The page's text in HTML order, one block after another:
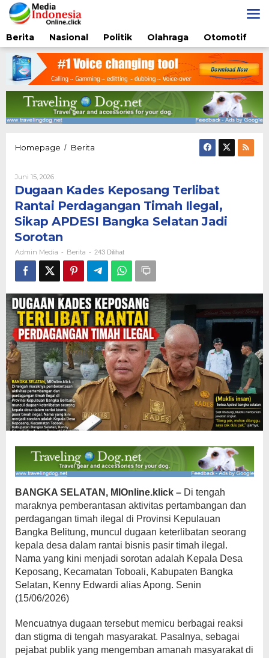
Lewati
ke
konten
Berita
Nasional Politik Olahraga Otomotif
Homepage / Berita
Rantai
Timah
Ilegal,
Bangka
Selatan
Jadi
Juni 15, 2026Oleh
Media
Dugaan Kades Keposang Terlibat
Rantai Perdagangan Timah Ilegal,
Sikap APDESI Bangka Selatan Jadi
Sorotan
Admin Media - Berita - 243 Dilihat
BANGKA SELATAN, MIOnline.klick – Di tengah
maraknya pemberantasan aktivitas pertambangan dan
perdagangan timah ilegal di Provinsi Kepulauan
Bangka Belitung, muncul dugaan keterlibatan seorang
kepala desa dalam rantai bisnis pasir timah ilegal.
Nama yang kini menjadi sorotan adalah Kepala Desa
Keposang, Kecamatan Toboali, Kabupaten Bangka
Selatan, Kenny Edwardi alias Apong. Senin
(15/06/2026)
Mencuatnya dugaan tersebut memicu berbagai reaksi
dan stigma di tengah masyarakat. Pasalnya, sebagai
pejabat publik yang mengemban amanah masyarakat di